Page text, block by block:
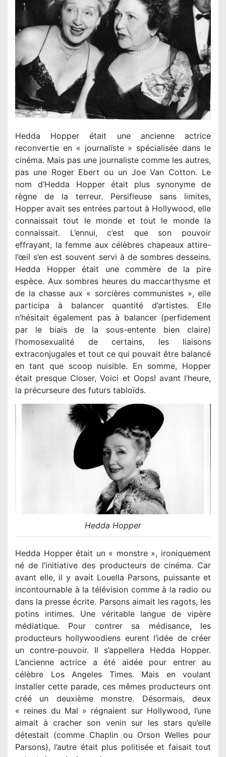
Hedda Hopper était une ancienne actrice
reconvertie en « journaliste » spécialisée dans le
cinéma. Mais pas une journaliste comme les autres,
pas une Roger Ebert ou un Joe Van Cotton. Le
nom d’Hedda Hopper était plus synonyme de
règne de la terreur. Persifleuse sans limites,
Hopper avait ses entrées partout à Hollywood, elle
connaissait tout le monde et tout le monde la
connaissait. L’ennui, c’est que son pouvoir
effrayant, la femme aux célèbres chapeaux attire-
l’œil s’en est souvent servi à de sombres desseins.
Hedda Hopper était une commère de la pire
espèce. Aux sombres heures du maccarthysme et
de la chasse aux « sorcières communistes », elle
participa à balancer quantité d’artistes. Elle
n’hésitait également pas à balancer (perfidement
par le biais de la sous-entente bien claire)
l’homosexualité de certains, les liaisons
extraconjugales et tout ce qui pouvait être balancé
en tant que scoop nuisible. En somme, Hopper
était presque Closer, Voici et Oops! avant l’heure,
la précurseure des futurs tabloïds.
Hedda Hopper
Hedda Hopper était un « monstre », ironiquement
né de l’initiative des producteurs de cinéma. Car
avant elle, il y avait Louella Parsons, puissante et
incontournable à la télévision comme à la radio ou
dans la presse écrite. Parsons aimait les ragots, les
potins intimes. Une véritable langue de vipère
médiatique. Pour contrer sa médisance, les
producteurs hollywoodiens eurent l’idée de créer
un contre-pouvoir. Il s’appellera Hedda Hopper.
L’ancienne actrice a été aidée pour entrer au
célèbre Los Angeles Times. Mais en voulant
installer cette parade, ces mêmes producteurs ont
créé un deuxième monstre. Désormais, deux
« reines du Mal » régnaient sur Hollywood, l’une
aimait à cracher son venin sur les stars qu’elle
détestait (comme Chaplin ou Orson Welles pour
Parsons), l’autre était plus politisée et faisait tout